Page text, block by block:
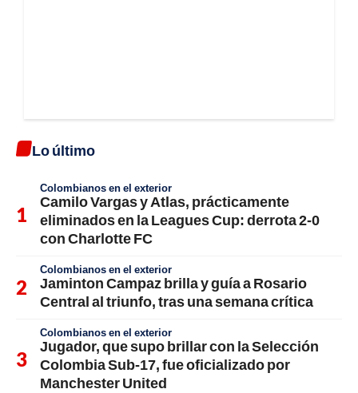
Lo último
Colombianos en el exterior
Camilo Vargas y Atlas, prácticamente
eliminados en la Leagues Cup: derrota 2-0
con Charlotte FC
Colombianos en el exterior
Jaminton Campaz brilla y guía a Rosario
Central al triunfo, tras una semana crítica
Colombianos en el exterior
Jugador, que supo brillar con la Selección
Colombia Sub-17, fue oficializado por
Manchester United